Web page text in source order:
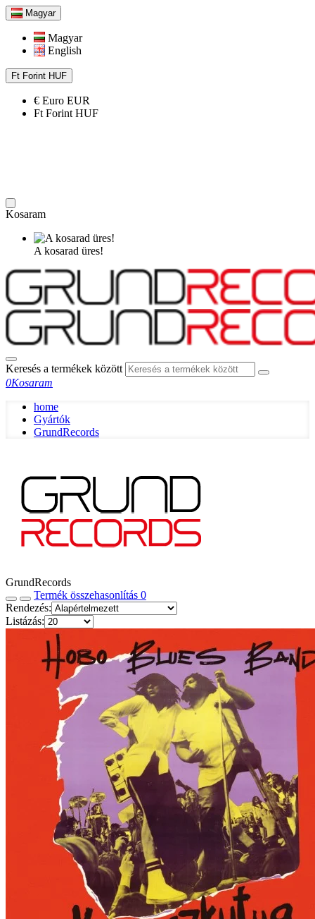
Magyar
Magyar
English
Ft Forint HUF
€ Euro EUR
Ft Forint HUF
Kosaram
A kosarad üres!
Keresés a termékek között
0Kosaram
home
Gyártók
GrundRecords
GrundRecords
Termék összehasonlítás 0
Rendezés:
Listázás: